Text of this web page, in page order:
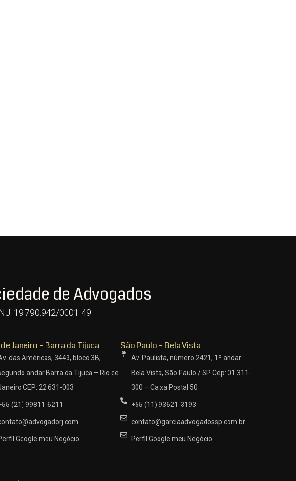
de Advogados
19.790.942/0001-49
Janeiro – Barra da Tijuca
das Américas, 3443, bloco 3B,
andar Barra da Tijuca – Rio de
CEP: 22.631-003
(21) 99811-6211
Google meu Negócio
São Paulo – Bela Vista
Av. Paulista, número 2421, 1º andar
Bela Vista, São Paulo / SP Cep: 01.311-
300 – Caixa Postal 50
+55 (11) 93621-3193
contato@garciaadvogadossp.com.br
Perfil Google meu Negócio